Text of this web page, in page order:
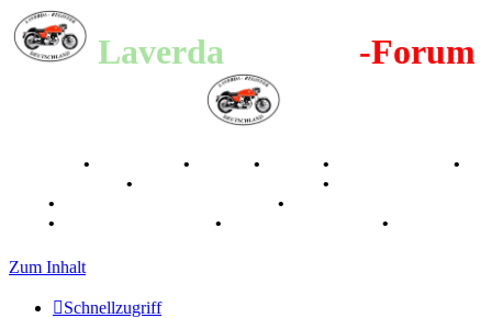
Laverda -Forum
• • • •
•
• •
• •
• • •
Zum Inhalt
Schnellzugriff